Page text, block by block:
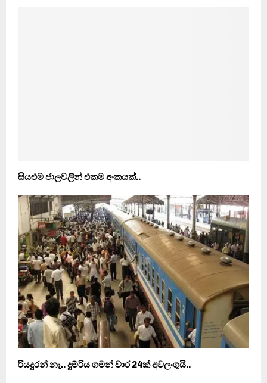
සියළුම ජාලවලින් එකම අංකයක්..
රියදුරන් නෑ.. දුම්රිය ගමන් වාර 24ක් අවලංගුයි..